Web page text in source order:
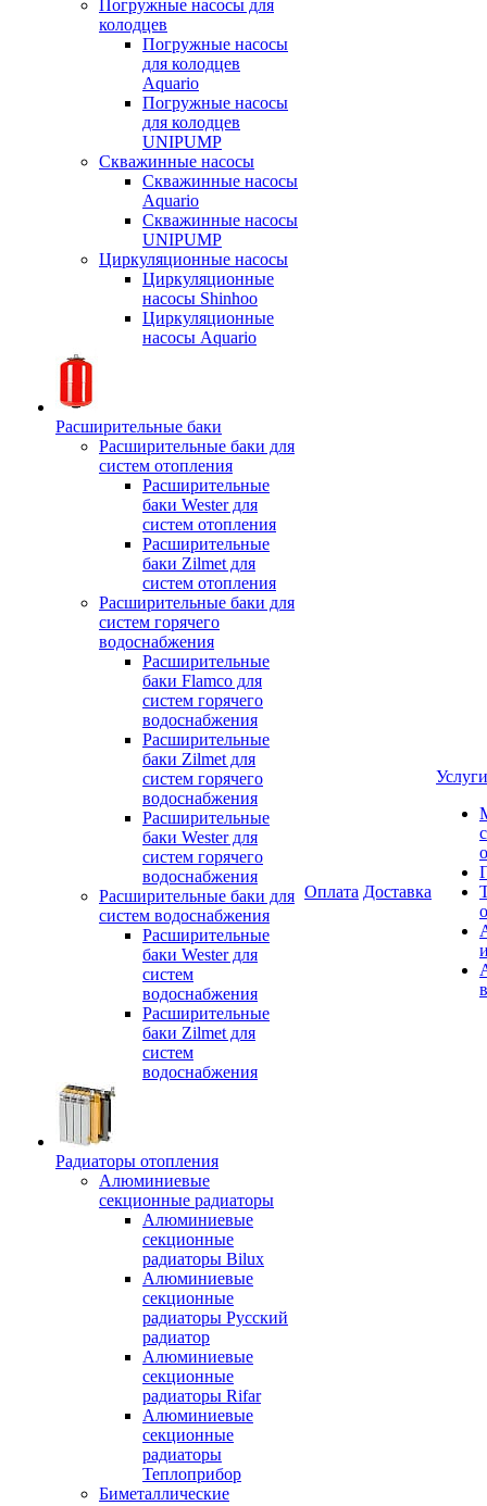
Погружные насосы для
колодцев
Погружные насосы
для колодцев
Aquario
Погружные насосы
для колодцев
UNIPUMP
Скважинные насосы
Скважинные насосы
Aquario
Скважинные насосы
UNIPUMP
Циркуляционные насосы
Циркуляционные
насосы Shinhoo
Циркуляционные
насосы Aquario
Расширительные баки
Расширительные баки для
систем отопления
Расширительные
баки Wester для
систем отопления
Расширительные
баки Zilmet для
систем отопления
Расширительные баки для
систем горячего
водоснабжения
Расширительные
баки Flamco для
систем горячего
водоснабжения
Расширительные
баки Zilmet для
систем горячего
водоснабжения
Расширительные
баки Wester для
систем горячего
водоснабжения
Расширительные баки для
систем водоснабжения
Расширительные
баки Wester для
систем
водоснабжения
Расширительные
баки Zilmet для
систем
водоснабжения
Радиаторы отопления
Алюминиевые
секционные радиаторы
Алюминиевые
секционные
радиаторы Bilux
Алюминиевые
секционные
радиаторы Русский
радиатор
Алюминиевые
секционные
радиаторы Rifar
Алюминиевые
секционные
радиаторы
Теплоприбор
Биметаллические
Оплата Доставка
Услуги